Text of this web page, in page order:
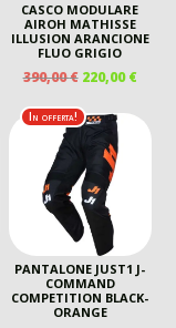
CASCO MODULARE
AIROH MATHISSE
ILLUSION ARANCIONE
FLUO GRIGIO
390,00€ IL
ORIGINALE
390,00 €.
220,00€IL
In offerta!
PANTALONE JUST1 J-
COMMAND
COMPETITION BLACK-
ORANGE